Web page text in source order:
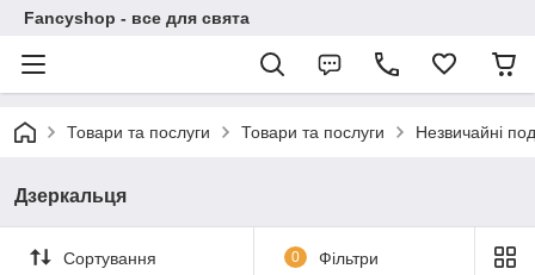
Fancyshop - все для свята
Товари та послуги Товари та послуги Незвичайні
Дзеркальця
Сортування 0 Фільтри